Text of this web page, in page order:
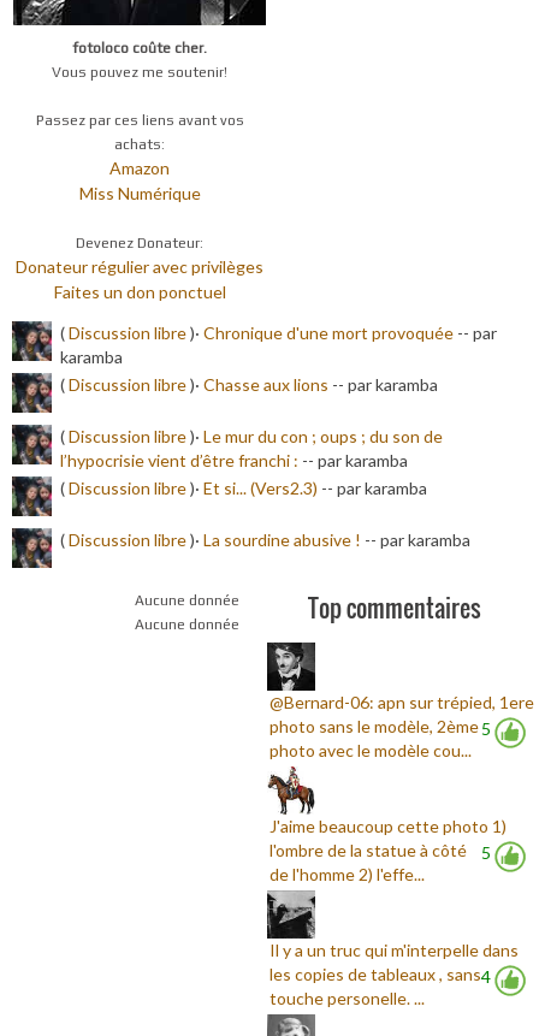
fotoloco coûte cher.
Vous pouvez me soutenir!
Passez par ces liens avant vos
achats:
Amazon
Miss Numérique
Devenez Donateur:
Donateur régulier avec privilèges
Faites un don ponctuel
(Discussion libre)· Chronique d'une mort provoquée -- par
karamba
(Discussion libre)· Chasse aux lions -- par karamba
(Discussion libre)· Le mur du con ; oups ; du son de
l’hypocrisie vient d’être franchi : -- par karamba
(Discussion libre)· Et si... (Vers2.3) -- par karamba
(Discussion libre)· La sourdine abusive ! -- par karamba
Aucune donnée
Aucune donnée
Top commentaires
5
@Bernard-06: apn sur trépied, 1ere
photo sans le modèle, 2ème
photo avec le modèle cou...
5
J'aime beaucoup cette photo 1)
l'ombre de la statue à côté
de l'homme 2) l'effe...
4
Il y a un truc qui m'interpelle dans
les copies de tableaux , sans
touche personelle. ...